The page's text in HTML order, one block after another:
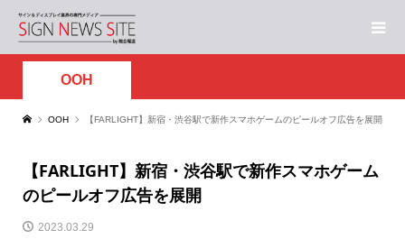
OOH
OOH 【FARLIGHT】新宿・渋谷駅で新作スマホゲームのピールオフ広告を展開
【FARLIGHT】新宿・渋谷駅で新作スマホゲーム
のピールオフ広告を展開
2023.03.29